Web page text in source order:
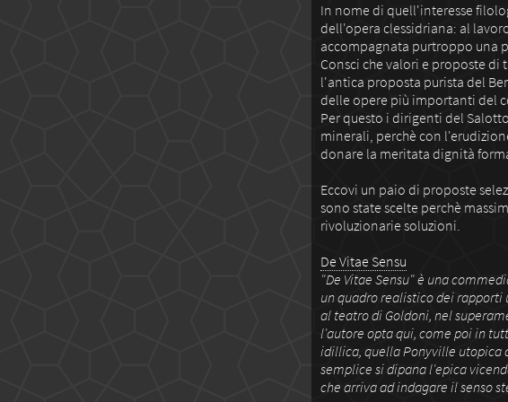
In nome di quell'interesse
dell'opera clessidriana: al
accompagnata purtroppo una
Consci che valori e proposte di
l'antica proposta purista del
delle opere più importanti del
Per questo i dirigenti del
minerali, perchè con
donare la meritata dignità
Eccovi un paio di proposte
sono state scelte perchè
rivoluzionarie soluzioni.
De Vitae Sensu
"De Vitae Sensu" è una
un quadro realistico dei
al teatro di Goldoni, nel
l'autore opta qui, come poi in
idillica, quella Ponyville utopica
semplice si dipana l'epica
che arriva ad indagare il senso